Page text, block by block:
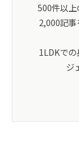
500件以上
2,000記
1LDKで
ジ